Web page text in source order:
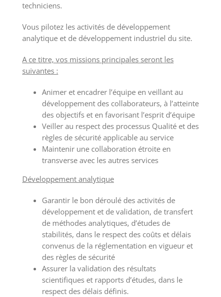
techniciens.
Vous pilotez les activités de développement
analytique et de développement industriel du site.
A ce titre, vos missions principales seront les
suivantes :
Animer et encadrer l’équipe en veillant au
développement des collaborateurs, à l’atteinte
des objectifs et en favorisant l’esprit d’équipe
Veiller au respect des processus Qualité et des
règles de sécurité applicable au service
Maintenir une collaboration étroite en
transverse avec les autres services
Développement analytique
Garantir le bon déroulé des activités de
développement et de validation, de transfert
de méthodes analytiques, d’études de
stabilités, dans le respect des coûts et délais
convenus de la réglementation en vigueur et
des règles de sécurité
Assurer la validation des résultats
scientifiques et rapports d’études, dans le
respect des délais définis.